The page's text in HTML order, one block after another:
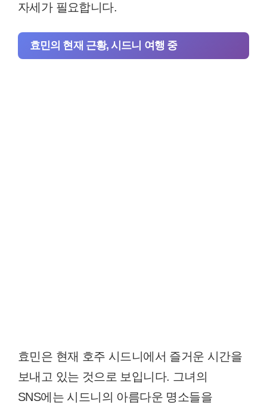
자세가 필요합니다.
효민의 현재 근황, 시드니 여행 중
효민은 현재 호주 시드니에서 즐거운 시간을
보내고 있는 것으로 보입니다. 그녀의
SNS에는 시드니의 아름다운 명소들을